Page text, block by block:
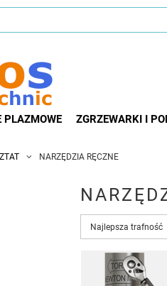
PLAZMOWE ZGRZEWARKI I
NARZĘDZIA RĘCZNE
Zmień sortowanie
Najlepsza trafność